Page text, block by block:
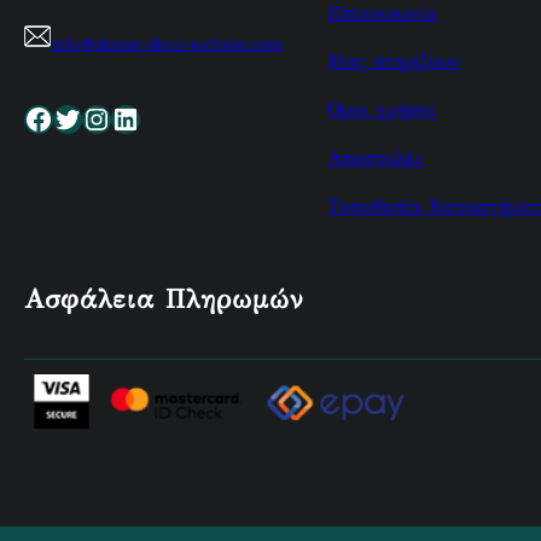
info@denise-deco-website.com
Facebook Twitter InstagramLinkedin
Επικοινωνία
Μας στηρίζουν
Όροι χρήσης
Αποστολές
Τοποθεσία
Ασφάλεια Πληρωμών